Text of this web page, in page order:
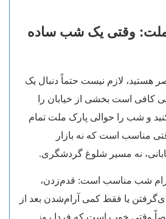
ملت: وقتی یک شب ساده
هستید، لازم نیست حتماً دنبال یک
کافی است بخشی از خیابان را
و شب را حوالی پارک ملت تمام
مناسب است که نه بازار
نه مسیر شلوغ گردشگری.
آرام شب مناسب است: قدم‌زدن،
یا فقط کمی آرام‌شدن بعد از
وقتی خوب است که فردا روز